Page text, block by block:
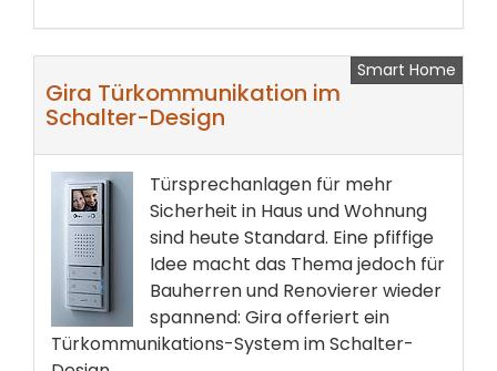
Smart Home
Gira Türkommunikation im
Schalter-Design
Türsprechanlagen für mehr
Sicherheit in Haus und Wohnung
sind heute Standard. Eine pfiffige
Idee macht das Thema jedoch für
Bauherren und Renovierer wieder
spannend: Gira offeriert ein
Türkommunikations-System im Schalter-